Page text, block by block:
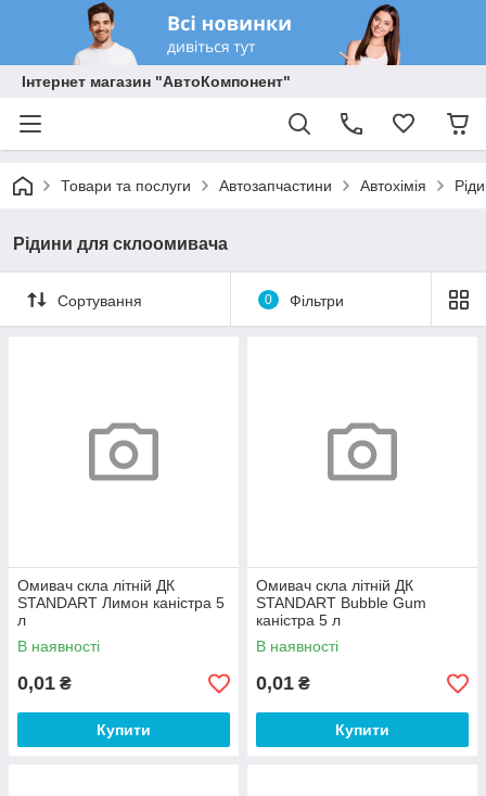
Інтернет магазин "АвтоКомпонент"
Товари та послуги Автозапчастини Автохімія
Рідини для склоомивача
Сортування 0 Фільтри
Омивач скла літній ДК
STANDART Лимон каністра 5
л
В наявності
0,01 ₴
Купити
Омивач скла літній ДК
STANDART Bubble Gum
каністра 5 л
В наявності
0,01 ₴
Купити